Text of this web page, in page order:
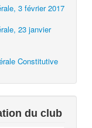
3 février 2017
23 janvier
Constitutive
du club